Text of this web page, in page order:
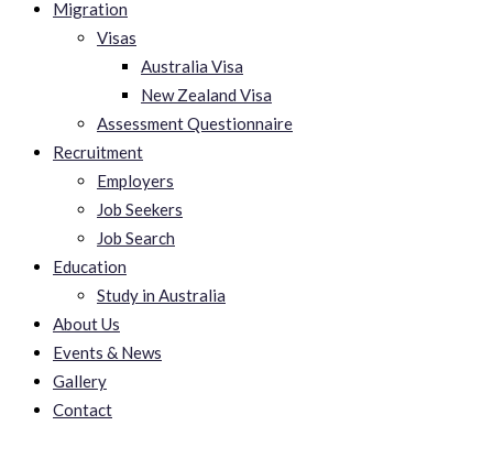
Migration
Visas
Australia Visa
New Zealand Visa
Assessment Questionnaire
Recruitment
Employers
Job Seekers
Job Search
Education
Study in Australia
About Us
Events & News
Gallery
Contact